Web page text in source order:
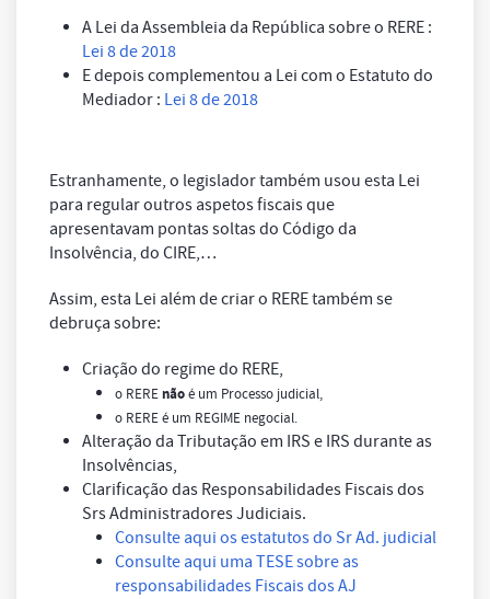
A Lei da Assembleia da República sobre o RERE :
Lei 8 de 2018
E depois complementou a Lei com o Estatuto do
Mediador : Lei 8 de 2018
Estranhamente, o legislador também usou esta Lei
para regular outros aspetos fiscais que
apresentavam pontas soltas do Código da
Insolvência, do CIRE,…
Assim, esta Lei além de criar o RERE também se
debruça sobre:
Criação do regime do RERE,
o REREnãoé um Processo judicial,
o RERE é um REGIME negocial.
Alteração da Tributação em IRS e IRS durante as
Insolvências,
Clarificação das Responsabilidades Fiscais dos
Srs Administradores Judiciais.
Consulte aqui os estatutos do Sr Ad. judicial
Consulte aqui uma TESE sobre as
responsabilidades Fiscais dos AJ